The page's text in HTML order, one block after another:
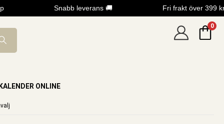
Snabb leverans 🚚 Fri frakt över 399 kr
0
KALENDER ONLINE